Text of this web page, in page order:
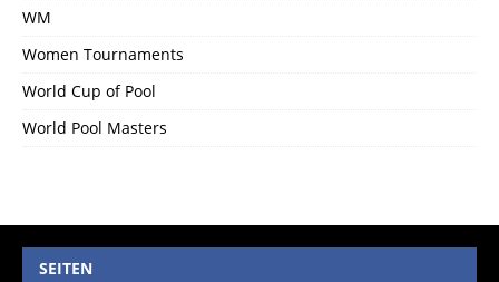
WM
Women Tournaments
World Cup of Pool
World Pool Masters
SEITEN